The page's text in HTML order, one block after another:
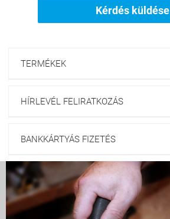
Kérdés küldése
TERMÉKEK
HÍRLEVÉL FELIRATKOZÁS
BANKKÁRTYÁS FIZETÉS